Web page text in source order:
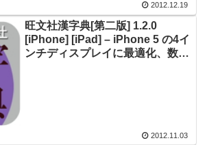
2012.12.19
旺文社漢字典[第二版] 1.2.0
[iPhone] [iPad] – iPhone 5 の4イ
ンチディスプレイに最適化、数少
2012.11.03